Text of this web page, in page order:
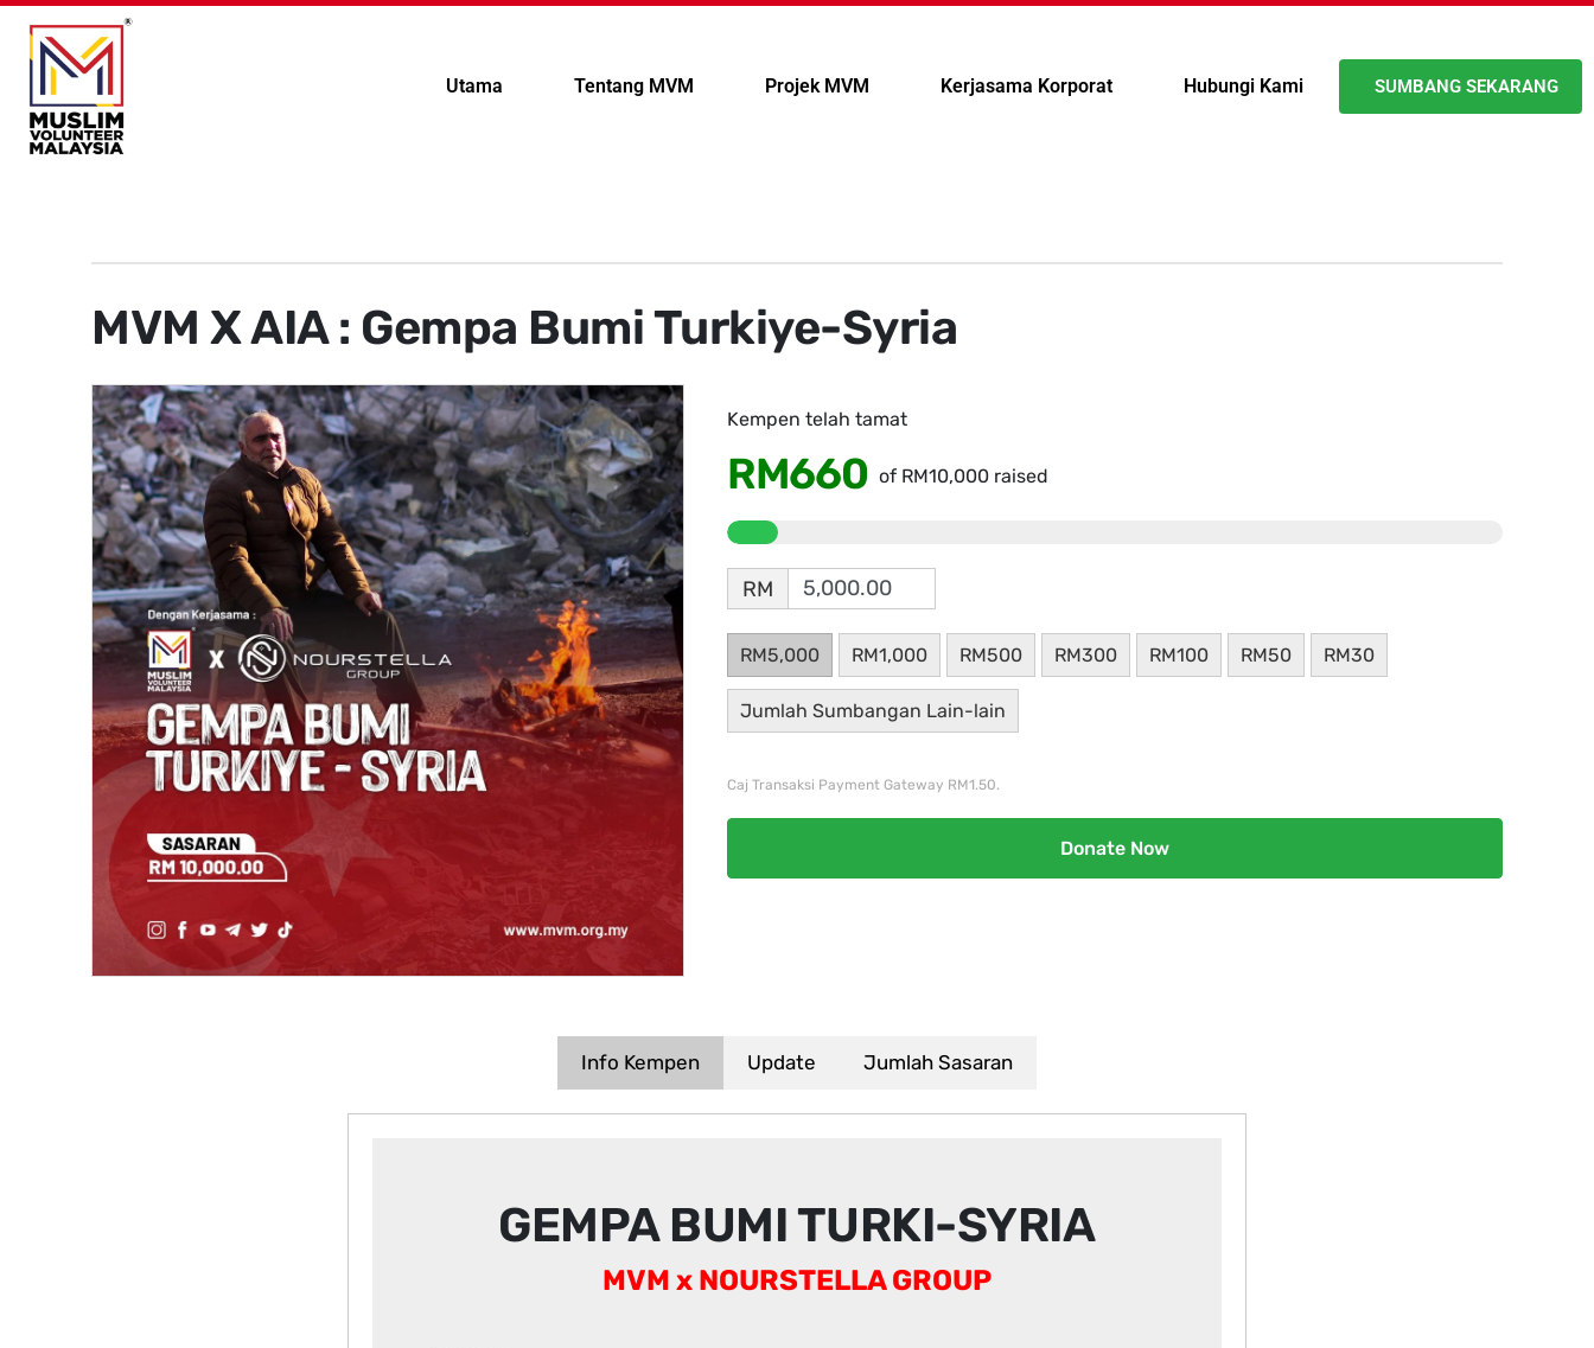
Utama Tentang MVM Projek MVM Kerjasama Korporat Hubungi Kami SUMBANG SEKARANG
MVM X AIA : Gempa Bumi Turkiye-Syria
Kempen telah tamat
RM660 of RM10,000raised
RM
RM5,000 RM1,000 RM500 RM300 RM100 RM50 RM30
Jumlah Sumbangan Lain-lain
Caj Transaksi Payment Gateway RM1.50.
Donate Now
Info Kempen Update Jumlah Sasaran
GEMPA BUMI TURKI-SYRIA
MVM x NOURSTELLA GROUP